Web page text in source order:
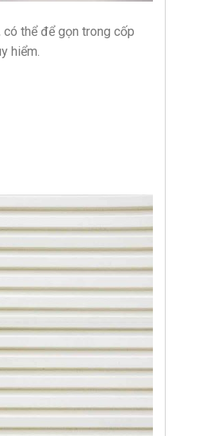
thể để gọn trong cốp
hiểm.